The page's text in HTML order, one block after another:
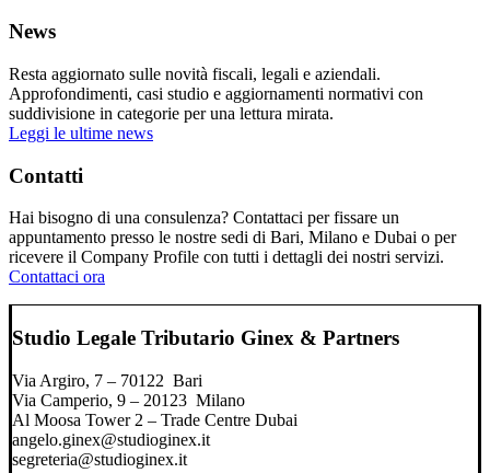
News
Resta aggiornato sulle novità fiscali, legali e aziendali.
Approfondimenti, casi studio e aggiornamenti normativi con
suddivisione in categorie per una lettura mirata.
Leggi le ultime news
Contatti
Hai bisogno di una consulenza? Contattaci per fissare un
appuntamento presso le nostre sedi di Bari, Milano e Dubai o per
ricevere il Company Profile con tutti i dettagli dei nostri servizi.
Contattaci ora
Studio Legale Tributario Ginex & Partners
Via Argiro, 7 – 70122 Bari
Via Camperio, 9 – 20123 Milano
Al Moosa Tower 2 – Trade Centre Dubai
angelo.ginex@studioginex.it
segreteria@studioginex.it